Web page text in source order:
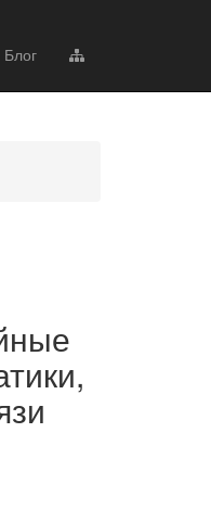
Блог